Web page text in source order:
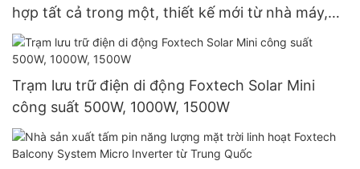
hợp tất cả trong một, thiết kế mới từ nhà máy,
công suất 30W, 50W, 100W, 120W, đạt chuẩn
IP66.
Trạm lưu trữ điện di động Foxtech Solar Mini
công suất 500W, 1000W, 1500W